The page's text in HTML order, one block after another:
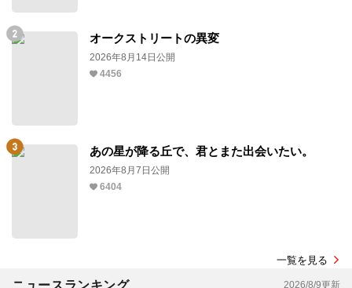
オークストリートの異変
2026年8月14日公開
4456
あの星が降る丘で、君とまた出会いたい。
2026年8月7日公開
6404
一覧を見る
2026/8/9更新